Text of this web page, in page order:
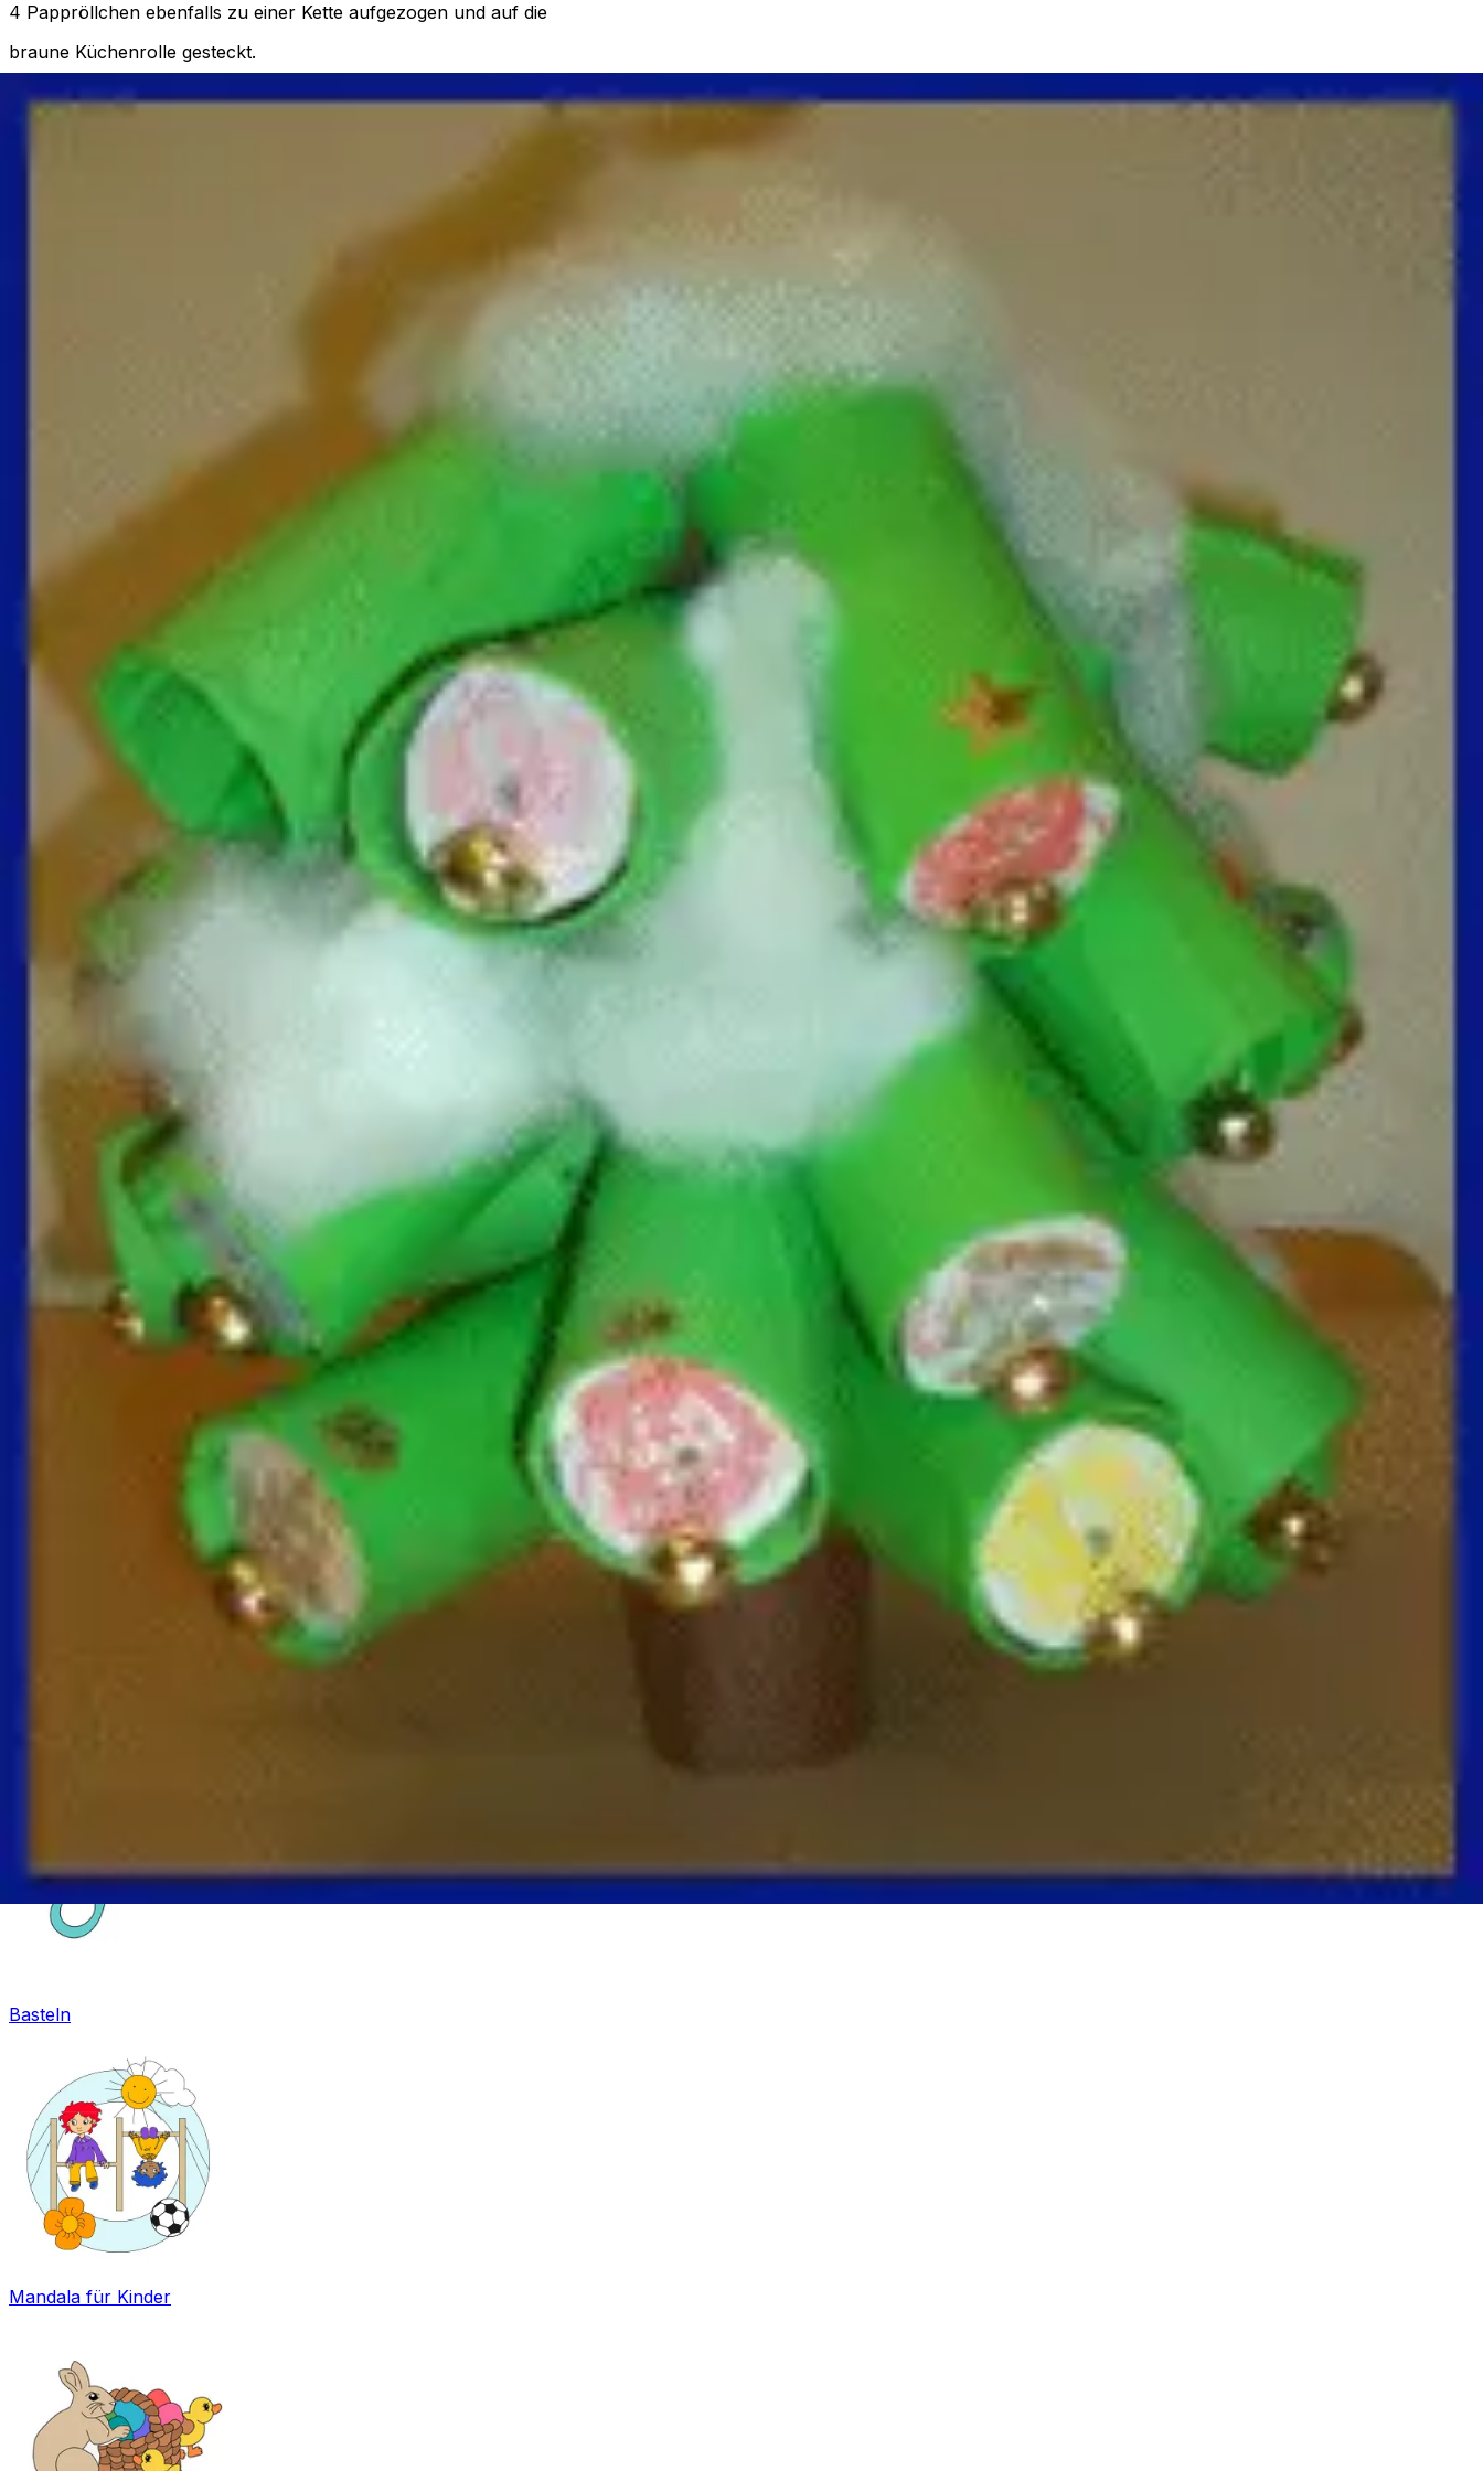
4 Pappröllchen ebenfalls zu einer Kette aufgezogen und auf die
braune Küchenrolle gesteckt.
Um
wir noch Deckelchen. Dazu werden 24 Kreise im Durchmesser der Röllchen
in die Mitte ein Loch gestochen. In dieses Loch wird ein Stück
der anderen Seite wird der Draht fest verdreht. Nun wird noch in jedes
auch ohne Kleber halten. Nun werden die Röllchen noch nummeriert
24 Wäscheklammern, Sternchen oder Schneeflocken, Ponal, für
die Flamme kann man gelben Stoff, Moosgummi oder auch Buntpapier
Pappröllchen werden mit Buntpapier beklebt. Auf jedes Röllchen
wird eine Schneeflocke oder ein Stern geklebt. Die Schneeflocke
oder die Sternchen werden nummeriert. 48 Flammen werden ausgeschnitten
und zwei Flammen je auf ein 15 cm langes Stück Draht gesteckt.
An jede Kerze wird mit Ponal hinten eine Wäschklammer gekebt.
Knöllchen Buntpapier verstopft und zugeklebt.
der Wand wird eine Kordel mit einer Länge von etwa 1,50 m mit
Hilfe von Nägeln gespannt. An diese Korden werden die Klammerkerzen
geklammert. Wer viel Platz hat kann die Kerzen auch auf ein Regal
stellen.
3 : Schaut mal euch mal dieWeihnachtswichtel-Bastelanleitung an!
Basteln
Mandala für Kinder